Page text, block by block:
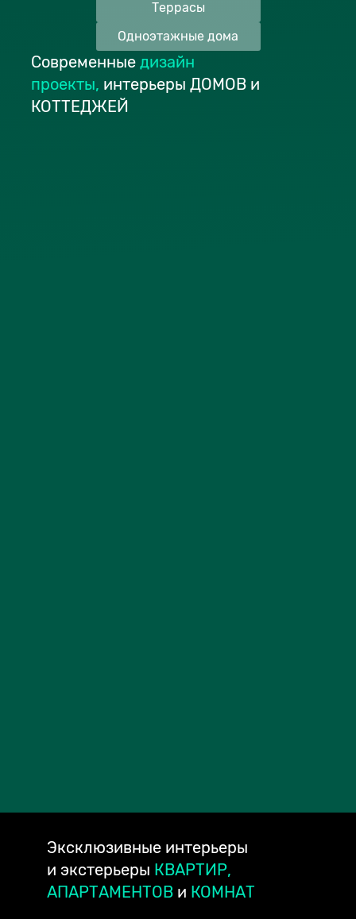
Террасы
Одноэтажные дома
Современные дизайн
проекты, интерьеры ДОМОВ и
КОТТЕДЖЕЙ
Эксклюзивные интерьеры
и экстерьеры КВАРТИР,
АПАРТАМЕНТОВ и КОМНАТ